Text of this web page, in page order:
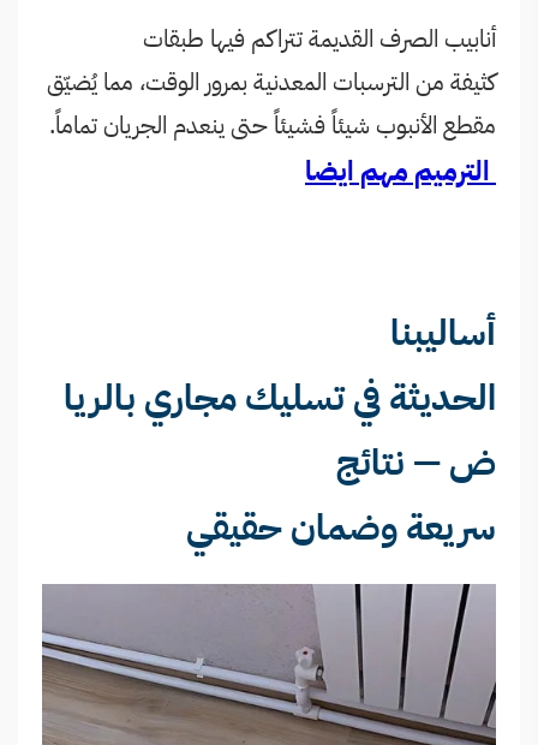
أنابيب الصرف القديمة تتراكم فيها طبقات
كثيفة من الترسبات المعدنية بمرور الوقت، مما يُضيّق
مقطع الأنبوب شيئاً فشيئاً حتى ينعدم الجريان تماماً.
الترميم مهم ايضا
أساليبنا
الحديثة في تسليك مجاري بالريا
ض — نتائج
سريعة وضمان حقيقي